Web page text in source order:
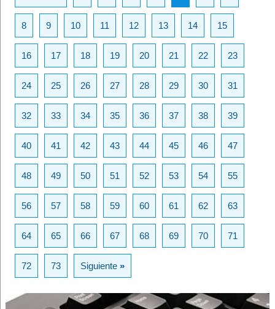
8 9 10 11 12 13 14 15
16 17 18 19 20 21 22 23
24 25 26 27 28 29 30 31
32 33 34 35 36 37 38 39
40 41 42 43 44 45 46 47
48 49 50 51 52 53 54 55
56 57 58 59 60 61 62 63
64 65 66 67 68 69 70 71
72 73 Siguiente»